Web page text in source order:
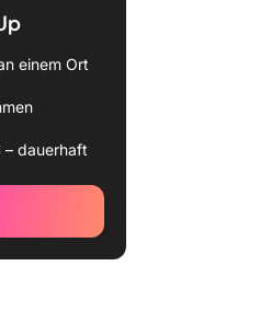
einem Ort
– dauerhaft